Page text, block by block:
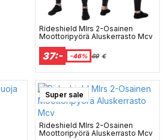
Rideshield Mlrs 2-Osainen
Moottoripyörä Aluskerrasto Mcv
37:- -46% 69 €
Super sale
Rideshield Mlrs 2-Osainen
Moottoripyörä Aluskerrasto Mcv